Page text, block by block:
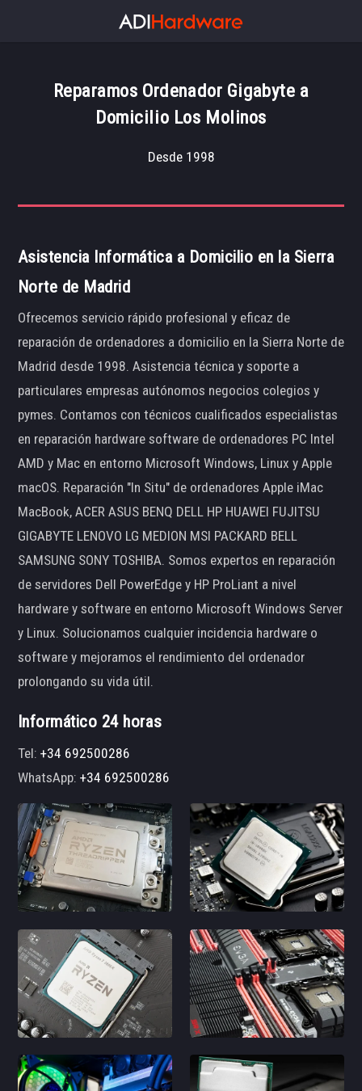
Reparamos Ordenador Gigabyte a
Domicilio Los Molinos
Desde 1998
Asistencia Informática a Domicilio en la Sierra
Norte de Madrid
Ofrecemos servicio rápido profesional y eficaz de
reparación de ordenadores a domicilio en la Sierra Norte de
Madrid desde 1998. Asistencia técnica y soporte a
particulares empresas autónomos negocios colegios y
pymes. Contamos con técnicos cualificados especialistas
en reparación hardware software de ordenadores PC Intel
AMD y Mac en entorno Microsoft Windows, Linux y Apple
macOS. Reparación "In Situ" de ordenadores Apple iMac
MacBook, ACER ASUS BENQ DELL HP HUAWEI FUJITSU
GIGABYTE LENOVO LG MEDION MSI PACKARD BELL
SAMSUNG SONY TOSHIBA. Somos expertos en reparación
de servidores Dell PowerEdge y HP ProLiant a nivel
hardware y software en entorno Microsoft Windows Server
y Linux. Solucionamos cualquier incidencia hardware o
software y mejoramos el rendimiento del ordenador
prolongando su vida útil.
Informático 24 horas
Tel:+34 692500286
WhatsApp:+34 692500286